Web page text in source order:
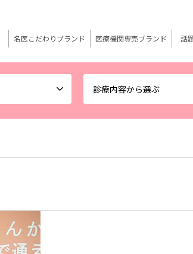
診療内容から選ぶ
名医こだわりブランド 医療機関専売ブランド 話